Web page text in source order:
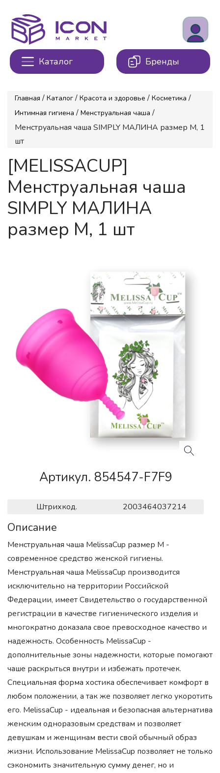
Каталог Бренды
Главная / Каталог / Красота и здоровье / Косметика /
Интимная гигиена / Менструальная чаша /
Менструальная чаша SIMPLY МАЛИНА размер M, 1
шт
[MELISSACUP]
Менструальная чаша
SIMPLY МАЛИНА
размер M, 1 шт
Артикул. 854547-F7F9
Штрихкод. 2003464037214
Описание
Менструальная чаша MelissaCup размер M -
современное средство женской гигиены.
Менструальная чаша MelissaCup производится
исключительно на территории Российской
Федерации, имеет Свидетельство о государственной
регистрации в качестве гигиенического изделия и
многократно доказала свое превосходное качество и
надежность. Особенность MelissaCup -
дополнительные зоны надежности, которые помогают
чаше раскрыться внутри и избежать протечек.
Специальная форма хостика обеспечивает комфорт в
любом положении, а так же позволяет легко укоротить
его. MelissaCup - идеальная и безопасная альтернатива
женским одноразовым средствам и позволяет
девушкам и женщинам вести свой обычный образ
жизни. Использование MelissaCup позволяет не только
сэкономить значительную сумму денег, но и